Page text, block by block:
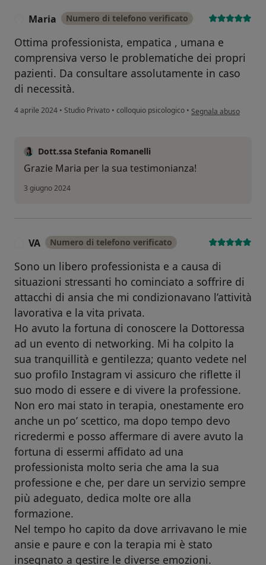
Maria Numero di telefono verificato
Ottima professionista, empatica , umana e
comprensiva verso le problematiche dei propri
pazienti. Da consultare assolutamente in caso
di necessità.
4 aprile 2024 • Studio Privato • colloquio psicologico • secondo l'opinione
Segnala abuso
Dott.ssa Stefania Romanelli
Grazie Maria per la sua testimonianza!
3 giugno 2024
VA Numero di telefono verificato
Sono un libero professionista e a causa di
situazioni stressanti ho cominciato a soffrire di
attacchi di ansia che mi condizionavano l’attività
lavorativa e la vita privata.
Ho avuto la fortuna di conoscere la Dottoressa
ad un evento di networking. Mi ha colpito la
sua tranquillità e gentilezza; quanto vedete nel
suo profilo Instagram vi assicuro che riflette il
suo modo di essere e di vivere la professione.
Non ero mai stato in terapia, onestamente ero
anche un po’ scettico, ma dopo tempo devo
ricredermi e posso affermare di avere avuto la
fortuna di essermi affidato ad una
professionista molto seria che ama la sua
professione e che, per dare un servizio sempre
più adeguato, dedica molte ore alla
formazione.
Nel tempo ho capito da dove arrivavano le mie
ansie e paure e con la terapia mi è stato
insegnato a gestire le diverse emozioni.